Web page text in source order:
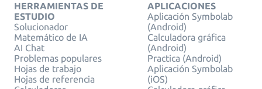
HERRAMIENTAS DE
ESTUDIO
Solucionador
Matemático de IA
AI Chat
Problemas populares
Hojas de trabajo
Hojas de referencia
APLICACIONES
Aplicación Symbolab
(Android)
Calculadora gráfica
(Android)
Practica (Android)
Aplicación Symbolab
(iOS)